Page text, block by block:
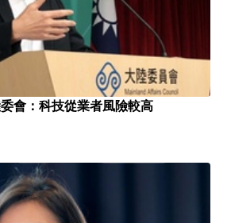
會：科技從業者風險較高